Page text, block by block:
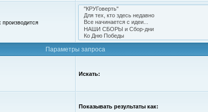
Параметры запроса
Искать:
Показывать результаты как: